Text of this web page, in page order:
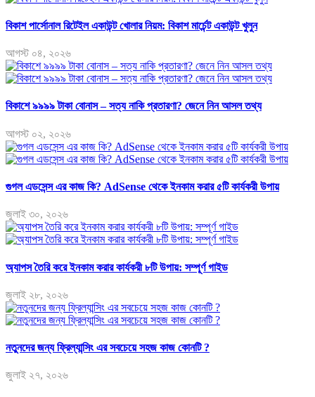
বিকাশ পার্সোনাল রিটেইল একাউন্ট খোলার নিয়ম: বিকাশ মার্চেন্ট একাউন্ট খুলুন
আগস্ট ০৪, ২০২৬
বিকাশে ৯৯৯৯ টাকা বোনাস – সত্য নাকি প্রতারণা? জেনে নিন আসল তথ্য
আগস্ট ০২, ২০২৬
গুগল এডসেন্স এর কাজ কি? AdSense থেকে ইনকাম করার ৫টি কার্যকরী উপায়
জুলাই ৩০, ২০২৬
অ্যাপস তৈরি করে ইনকাম করার কার্যকরী ৮টি উপায়: সম্পূর্ণ গাইড
জুলাই ২৮, ২০২৬
নতুনদের জন্য ফ্রিল্যান্সিং এর সবচেয়ে সহজ কাজ কোনটি ?
জুলাই ২৭, ২০২৬